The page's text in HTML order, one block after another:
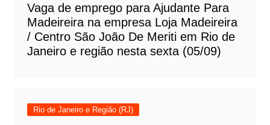
Vaga de emprego para Ajudante Para
Madeireira na empresa Loja Madeireira
/ Centro São João De Meriti em Rio de
Janeiro e região nesta sexta (05/09)
Rio de Janeiro e Região (RJ)